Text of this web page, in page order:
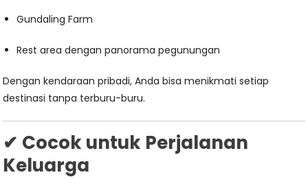
Gundaling Farm
Rest area dengan panorama pegunungan
Dengan kendaraan pribadi, Anda bisa menikmati setiap
destinasi tanpa terburu-buru.
✔ Cocok untuk Perjalanan
Keluarga